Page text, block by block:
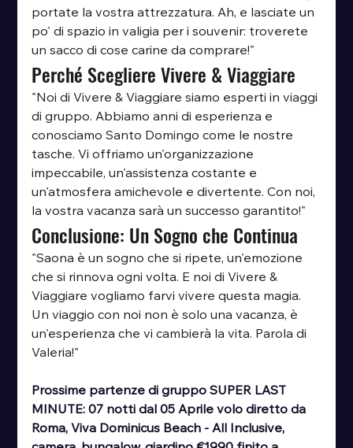
portate la vostra attrezzatura. Ah, e lasciate un
po' di spazio in valigia per i souvenir: troverete
un sacco di cose carine da comprare!"
Perché Scegliere Vivere & Viaggiare
"Noi di Vivere & Viaggiare siamo esperti in viaggi
di gruppo. Abbiamo anni di esperienza e
conosciamo Santo Domingo come le nostre
tasche. Vi offriamo un'organizzazione
impeccabile, un'assistenza costante e
un'atmosfera amichevole e divertente. Con noi,
la vostra vacanza sarà un successo garantito!"
Conclusione: Un Sogno che Continua
"Saona è un sogno che si ripete, un'emozione
che si rinnova ogni volta. E noi di Vivere &
Viaggiare vogliamo farvi vivere questa magia.
Un viaggio con noi non è solo una vacanza, è
un'esperienza che vi cambierà la vita. Parola di
Valeria!"
Prossime partenze di gruppo SUPER LAST
MINUTE: 07 notti dal 05 Aprile volo diretto da
Roma, Viva Dominicus Beach - All Inclusive,